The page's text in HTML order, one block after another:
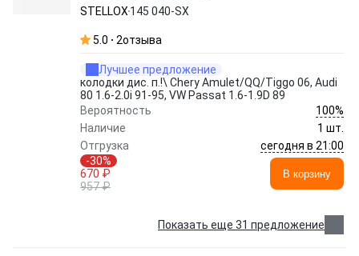
STELLOX 145 040-SX
5.0 2отзыва
Лучшее предложение
колодки дис. п.!\ Chery Amulet/QQ/Tiggo 06, Audi
80 1.6-2.0i 91-95, VW Passat 1.6-1.9D 89
Вероятность
100%
Наличие
1 шт.
Отгрузка
сегодня в 21:00
-30%
670 ₽
957 ₽
В корзину
Показать еще 31 предложение